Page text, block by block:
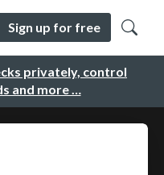
privately, control
and more …
Sign up for free